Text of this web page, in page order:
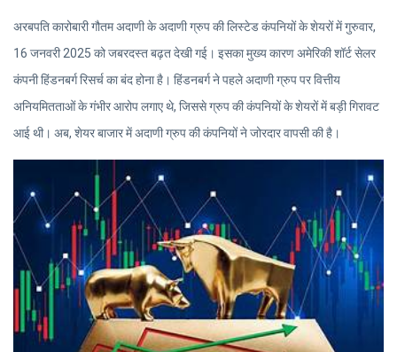
अरबपति कारोबारी गौतम अदाणी के अदाणी ग्रुप की लिस्टेड कंपनियों के शेयरों में गुरुवार,
16 जनवरी 2025 को जबरदस्त बढ़त देखी गई। इसका मुख्य कारण अमेरिकी शॉर्ट सेलर
कंपनी हिंडनबर्ग रिसर्च का बंद होना है। हिंडनबर्ग ने पहले अदाणी ग्रुप पर वित्तीय
अनियमितताओं के गंभीर आरोप लगाए थे, जिससे ग्रुप की कंपनियों के शेयरों में बड़ी गिरावट
आई थी। अब, शेयर बाजार में अदाणी ग्रुप की कंपनियों ने जोरदार वापसी की है।